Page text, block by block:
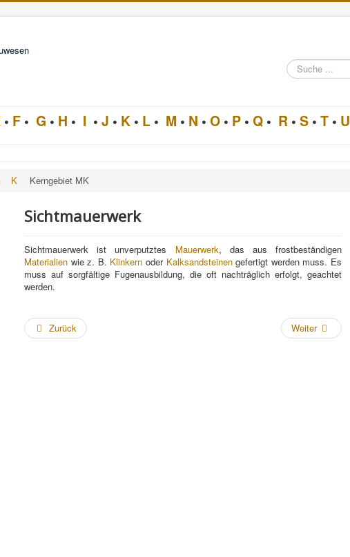
Suche
im
• F • G • H • I • J • K • L • M • N • O • P • Q • R • S • T • U
K Kerngebiet MK
Sichtmauerwerk
Sichtmauerwerk ist unverputztes Mauerwerk, das aus frostbeständigen
Materialien wie z. B. Klinkern oder Kalksandsteinengefertigt werden muss. Es
muss auf sorgfältige Fugenausbildung, die oft nachträglich erfolgt, geachtet
werden.
Zurück Weiter